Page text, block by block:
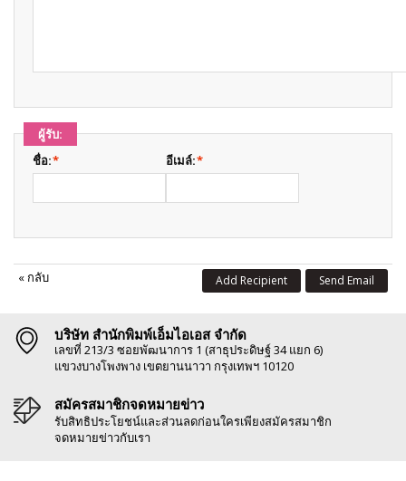
ผู้รับ:
*
ชื่อ: *
อีเมล์:
« กลับ Send Email
Add Recipient
บริษัท สำนักพิมพ์เอ็มไอเอส จำกัด
เลขที่ 213/3 ซอยพัฒนาการ 1 (สาธุประดิษฐ์ 34 แยก 6)
แขวงบางโพงพาง เขตยานนาวา กรุงเทพฯ 10120
สมัครสมาชิกจดหมายข่าว
รับสิทธิประโยชน์และส่วนลดก่อนใครเพียงสมัครสมาชิก
จดหมายข่าวกับเรา